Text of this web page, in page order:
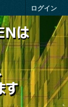
ログイン